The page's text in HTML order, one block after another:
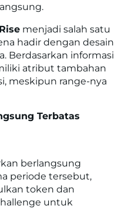
menjadi salah satu
hadir dengan desain
Berdasarkan informasi
atribut tambahan
meskipun range-nya
Terbatas
berlangsung
periode tersebut,
token dan
untuk